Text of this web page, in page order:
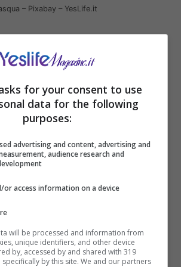
– Pixabay – YesLife.it
acquistare la colomba del
di plastica. Nell’ultimo
è diverso, così come
GrennMe , ma la faccenda non
for your consent to use
data for the following
purposes:
advertising and content, advertising and
audience research and
or access information on a device
will be processed and information from
unique identifiers, and other device
by, accessed by and shared with 319
by this site. We and our partners